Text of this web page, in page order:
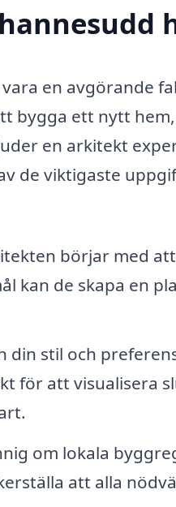
vara en avgörande
bygga ett nytt
en arkitekt
de viktigaste
börjar med
kan de skapa en
din stil och
för att visualisera
om lokala
att alla